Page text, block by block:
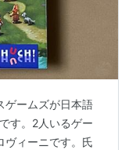
ゲームズが日本語
す。2人いるゲー
ヴィーニです。氏